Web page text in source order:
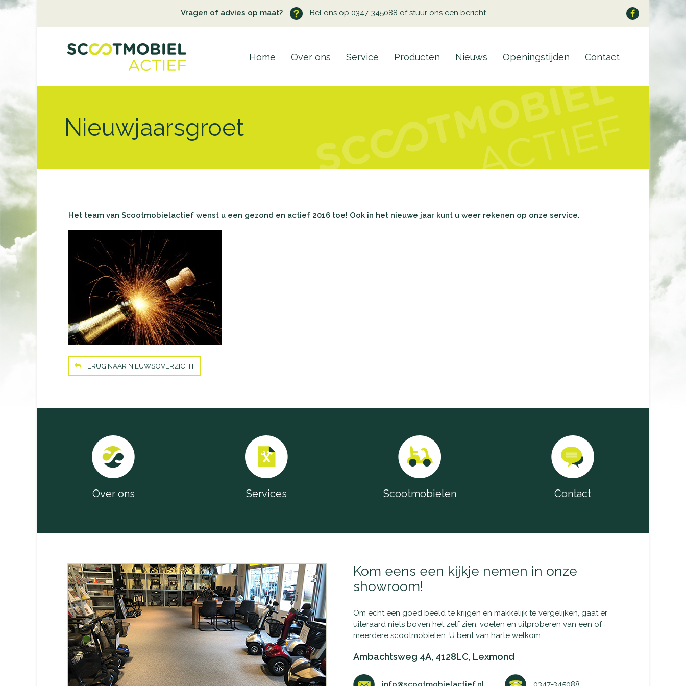
Vragen of advies op maat? Bel ons op 0347-345088 of stuur ons een bericht
Home Over ons Service Producten Nieuws Openingstijden Contact
Nieuwjaarsgroet
Het team van Scootmobielactief wenst u een gezond en actief 2016 toe! Ook in het nieuwe jaar kunt u weer rekenen op onze service.
TERUG NAAR NIEUWSOVERZICHT
Over ons Services Scootmobielen Contact
Kom eens een kijkje nemen in onze
showroom!
Om echt een goed beeld te krijgen en makkelijk te vergelijken, gaat er
uiteraard niets boven het zelf zien, voelen en uitproberen van een of
meerdere scootmobielen. U bent van harte welkom.
Ambachtsweg 4A, 4128LC, Lexmond